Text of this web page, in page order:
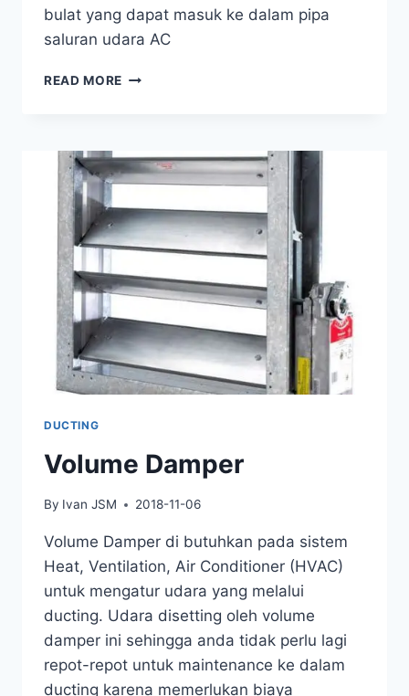
bulat yang dapat masuk ke dalam pipa
saluran udara AC
READ MORE
DUCTING
Volume Damper
By Ivan JSM 2018-11-06
Volume Damper di butuhkan pada sistem
Heat, Ventilation, Air Conditioner (HVAC)
untuk mengatur udara yang melalui
ducting. Udara disetting oleh volume
damper ini sehingga anda tidak perlu lagi
repot-repot untuk maintenance ke dalam
ducting karena memerlukan biaya